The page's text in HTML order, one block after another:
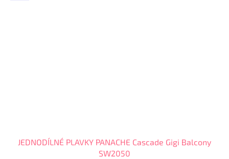
JEDNODÍLNÉ PLAVKY PANACHE Cascade Gigi Balcony
SW2050